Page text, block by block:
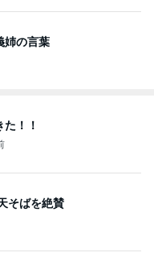
姉の言葉
！！
そばを絶賛